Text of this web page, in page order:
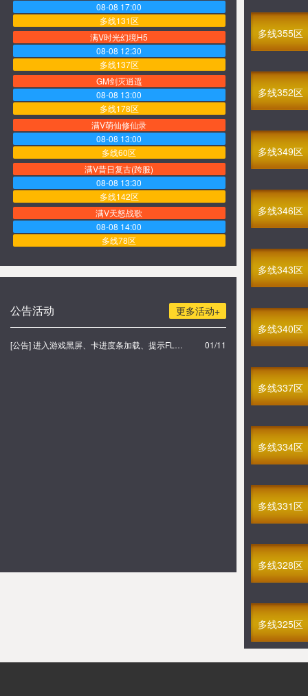
08-08 17:00
多线131区
满V时光幻境H5
08-08 12:30
多线137区
GM剑灭逍遥
08-08 13:00
多线178区
满V萌仙修仙录
08-08 13:00
多线60区
满V昔日复古(跨服)
08-08 13:30
多线142区
满V天怒战歌
08-08 14:00
多线78区
多线354区
GM人鱼传说3D
08-09 15:30
更多活动+
公告活动
[公告] 进入游戏黑屏、卡进度条加载、提示FLASH无法加载解决办法 01/11
多线355区
多线352区
多线349区
多线346区
多线343区
多线340区
多线337区
多线334区
多线331区
多线328区
多线325区